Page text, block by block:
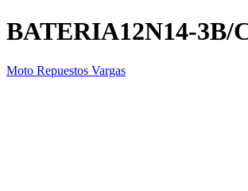
BATERIA12N14-3B/
Moto Repuestos Vargas